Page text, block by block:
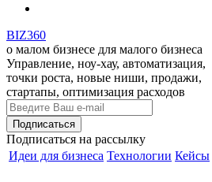
BIZ360
о малом бизнесе для малого бизнеса
Управление, ноу-хау, автоматизация,
точки роста, новые ниши, продажи,
стартапы, оптимизация расходов
Подписаться на рассылку
Идеи для бизнеса Технологии Кейсы